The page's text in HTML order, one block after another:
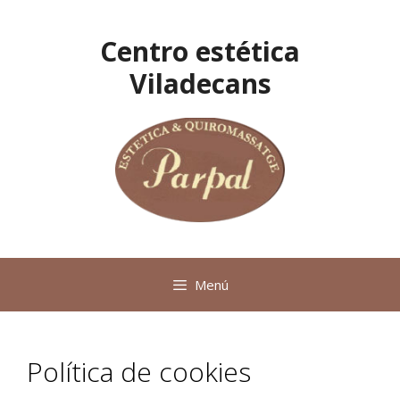
Centro estética
Viladecans
Menú
Política de cookies